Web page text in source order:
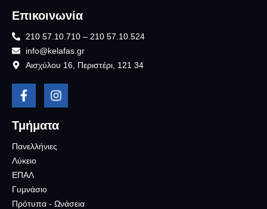
Επικοινωνία
210 57.10.710 – 210 57.10.524
info@kelafas.gr
Αισχύλου 16, Περιστέρι, 121 34
Τμήματα
Πανελλήνιες
Λύκειο
ΕΠΑΛ
Γυμνάσιο
Πρότυπα - Ωνάσεια